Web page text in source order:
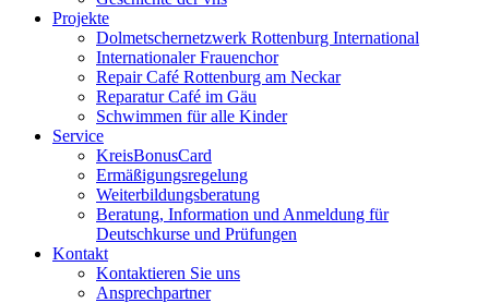
Projekte
Dolmetschernetzwerk Rottenburg International
Internationaler Frauenchor
Repair Café Rottenburg am Neckar
Reparatur Café im Gäu
Schwimmen für alle Kinder
Service
KreisBonusCard
Ermäßigungsregelung
Weiterbildungsberatung
Beratung, Information und Anmeldung für
Deutschkurse und Prüfungen
Kontakt
Kontaktieren Sie uns
Ansprechpartner